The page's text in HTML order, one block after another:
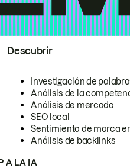
Descubrir
Investigación de
Análisis de la
Análisis de mercado
SEO local
Sentimiento de marca
Análisis de backlinks
A LA IA